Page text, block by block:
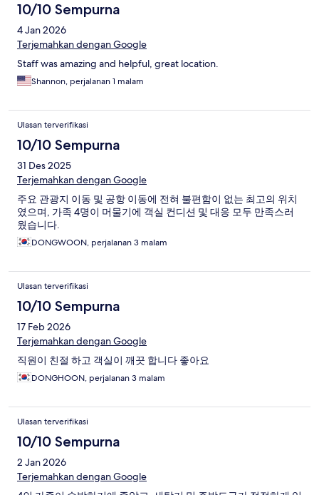
10/10 Sempurna
4 Jan 2026
Terjemahkan dengan Google
Staff was amazing and helpful, great location.
Shannon, perjalanan 1 malam
Ulasan terverifikasi
10/10 Sempurna
31 Des 2025
Terjemahkan dengan Google
주요 관광지 이동 및 공항 이동에 전혀 불편함이 없는 최고의 위치
였으며, 가족 4명이 머물기에 객실 컨디션 및 대응 모두 만족스러
웠습니다.
DONGWOON, perjalanan 3 malam
Ulasan terverifikasi
10/10 Sempurna
17 Feb 2026
Terjemahkan dengan Google
직원이 친절 하고 객실이 깨끗 합니다 좋아요
DONGHOON, perjalanan 3 malam
Ulasan terverifikasi
10/10 Sempurna
2 Jan 2026
Terjemahkan dengan Google